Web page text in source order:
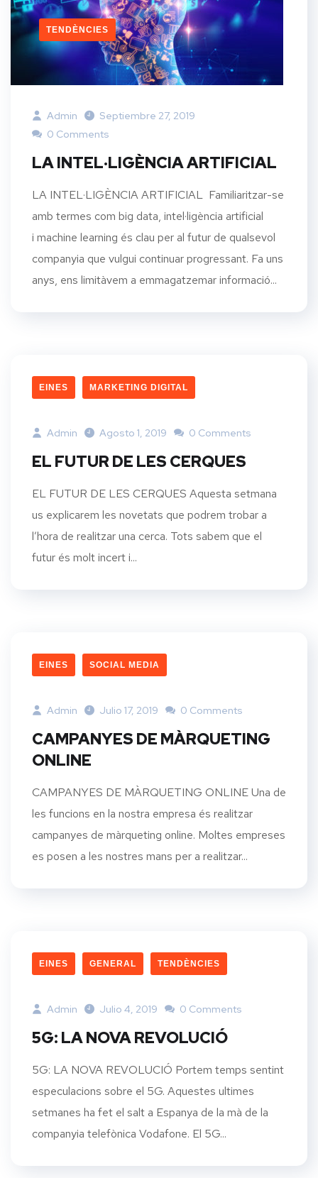
TENDÈNCIES
Admin
Septiembre 27, 2019
0 Comments
LA INTEL·LIGÈNCIA ARTIFICIAL
LA INTEL·LIGÈNCIA ARTIFICIAL Familiaritzar-se
amb termes com big data, intel·ligència artificial
i machine learning és clau per al futur de qualsevol
companyia que vulgui continuar progressant. Fa uns
anys, ens limitàvem a emmagatzemar informació...
EINES MARKETING DIGITAL
Admin Agosto 1, 2019 0 Comments
EL FUTUR DE LES CERQUES
EL FUTUR DE LES CERQUES Aquesta setmana
us explicarem les novetats que podrem trobar a
l’hora de realitzar una cerca. Tots sabem que el
futur és molt incert i...
EINES SOCIAL MEDIA
Admin Julio 17, 2019 0 Comments
CAMPANYES DE MÀRQUETING
ONLINE
CAMPANYES DE MÀRQUETING ONLINE Una de
les funcions en la nostra empresa és realitzar
campanyes de màrqueting online. Moltes empreses
es posen a les nostres mans per a realitzar...
EINES GENERAL TENDÈNCIES
Admin Julio 4, 2019 0 Comments
5G: LA NOVA REVOLUCIÓ
5G: LA NOVA REVOLUCIÓ Portem temps sentint
especulacions sobre el 5G. Aquestes ultimes
setmanes ha fet el salt a Espanya de la mà de la
companyia telefònica Vodafone. El 5G...